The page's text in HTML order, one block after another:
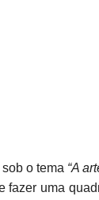
o tema “A
uma